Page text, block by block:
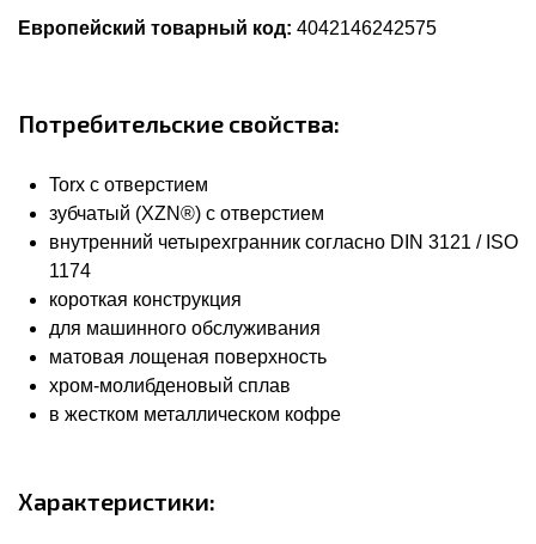
Европейский товарный код: 4042146242575
Потребительские свойства:
Torx с отверстием
зубчатый (XZN®) с отверстием
внутренний четырехгранник согласно DIN 3121 / ISO
1174
короткая конструкция
для машинного обслуживания
матовая лощеная поверхность
хром-молибденовый сплав
в жестком металлическом кофре
Характеристики: